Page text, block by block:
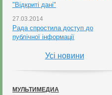
"Відкриті дані"
27.03.2014
Рада спростила доступ до
публічної інформації
Усі новини
МУЛЬТИМЕДИА